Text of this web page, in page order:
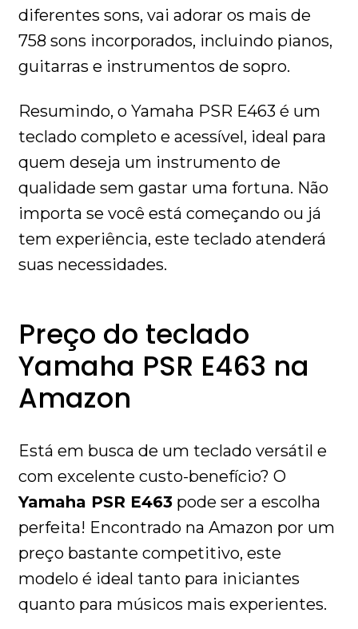
diferentes sons, vai adorar os mais de
758 sons incorporados, incluindo pianos,
guitarras e instrumentos de sopro.
Resumindo, o Yamaha PSR E463 é um
teclado completo e acessível, ideal para
quem deseja um instrumento de
qualidade sem gastar uma fortuna. Não
importa se você está começando ou já
tem experiência, este teclado atenderá
suas necessidades.
Preço do teclado
Yamaha PSR E463 na
Amazon
Está em busca de um teclado versátil e
com excelente custo-benefício? O
Yamaha PSR E463 pode ser a escolha
perfeita! Encontrado na Amazon por um
preço bastante competitivo, este
modelo é ideal tanto para iniciantes
quanto para músicos mais experientes.